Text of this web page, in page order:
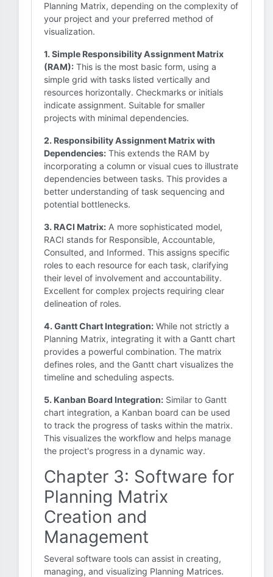
Planning Matrix, depending on the complexity of
your project and your preferred method of
visualization.
1. Simple Responsibility Assignment Matrix
(RAM): This is the most basic form, using a
simple grid with tasks listed vertically and
resources horizontally. Checkmarks or initials
indicate assignment. Suitable for smaller
projects with minimal dependencies.
2. Responsibility Assignment Matrix with
Dependencies: This extends the RAM by
incorporating a column or visual cues to illustrate
dependencies between tasks. This provides a
better understanding of task sequencing and
potential bottlenecks.
3. RACI Matrix: A more sophisticated model,
RACI stands for Responsible, Accountable,
Consulted, and Informed. This assigns specific
roles to each resource for each task, clarifying
their level of involvement and accountability.
Excellent for complex projects requiring clear
delineation of roles.
4. Gantt Chart Integration: While not strictly a
Planning Matrix, integrating it with a Gantt chart
provides a powerful combination. The matrix
defines roles, and the Gantt chart visualizes the
timeline and scheduling aspects.
5. Kanban Board Integration: Similar to Gantt
chart integration, a Kanban board can be used
to track the progress of tasks within the matrix.
This visualizes the workflow and helps manage
the project's progress in a dynamic way.
Chapter 3: Software for
Planning Matrix
Creation and
Management
Several software tools can assist in creating,
managing, and visualizing Planning Matrices.